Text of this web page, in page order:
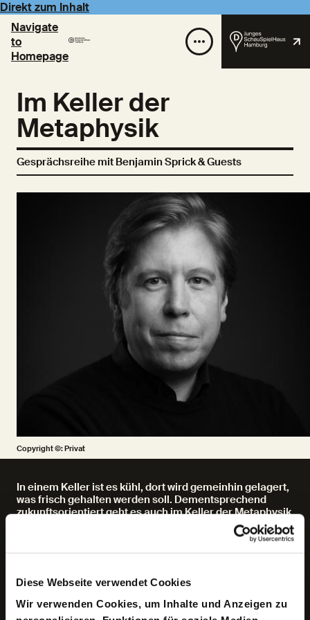
Diese Webseite verwendet Cookies
Wir verwenden Cookies, um Inhalte und Anzeigen zu
Direkt zum Inhalt
Navigate
to
Homepage
Im Keller der
Metaphysik
Gesprächsreihe mit Benjamin Sprick & Guests
Copyright ©: Privat
In einem Keller ist es kühl, dort wird gemeinhin gelagert,
was frisch gehalten werden soll. Dementsprechend
zukunftsorientiert geht es auch im Keller der Metaphysik
zu, wenn Begriffe der metaphysischen Tradition auf ihre
Aktualität hin abgeklopft und weitergedacht werden.
Wird die Metaphysik aktuell in den Keller verfrachtet, um
metaphysische Begriffe heute als etwas vers taubt und
diskreditiert erscheinen? Werden wir aktuell gar
Zeug*innen eines philosophischen Abstiegskampfes,